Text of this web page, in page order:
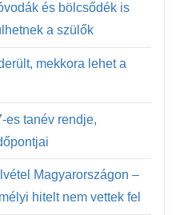
és bölcsődék is
a szülők
mekkora lehet a
es tanév rendje,
Magyarországon –
hitelt nem vettek fel